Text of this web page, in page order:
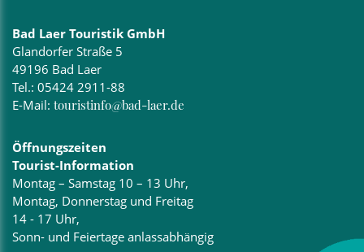
Bad Laer Touristik GmbH
Glandorfer Straße 5
49196 Bad Laer
Tel.: 05424 2911-88
E-Mail: touristinfo@bad-laer.de
Öffnungszeiten
Tourist-Information
Montag – Samstag 10 – 13 Uhr,
Montag, Donnerstag und Freitag
14 - 17 Uhr,
Sonn- und Feiertage anlassabhängig